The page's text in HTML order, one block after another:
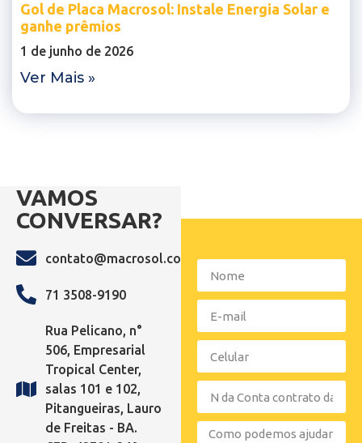
Gol de Placa Macrosol: Instale Energia Solar e
ganhe prêmios
1 de junho de 2026
Ver Mais »
VAMOS
CONVERSAR?
contato@macrosol.com.br
71 3508-9190
Rua Pelicano, n°
506, Empresarial
Tropical Center,
salas 101 e 102,
Pitangueiras, Lauro
de Freitas - BA.